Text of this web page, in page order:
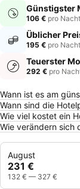
Günstigster
106 € pro Nacht
Üblicher
195 € pro Nacht
Teuerster
292 € pro
Häufig
Wann ist es am
Wann sind die
Wie viel kostet ein
Wie verändern sich
August
231 €
132 € — 327 €